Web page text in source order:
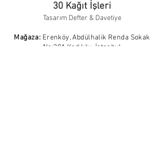
30 Kağıt İşleri
Tasarım Defter & Davetiye
Mağaza: Erenköy, Abdülhalik Renda Sokak
No:28A Kadıköy, İstanbul